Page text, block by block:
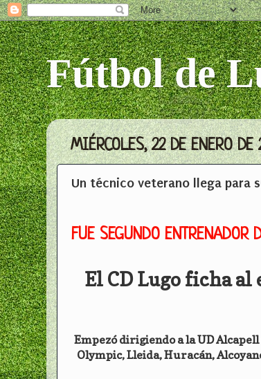
Fútbol de
MIÉRCOLES, 22 DE ENERO DE
Un técnico veterano llega para
FUE SEGUNDO
El CD Lugo ficha
Empezó dirigiendo a la UD
Olympic, Lleida, Huracán,